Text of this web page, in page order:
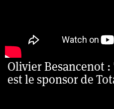
Olivier Besancenot
est le sponsor de